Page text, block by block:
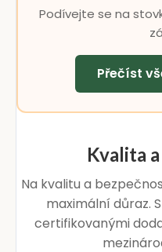
Podívejte se na
Přečíst
Kvalita
Na kvalitu a
maximální důraz.
certifikovanými